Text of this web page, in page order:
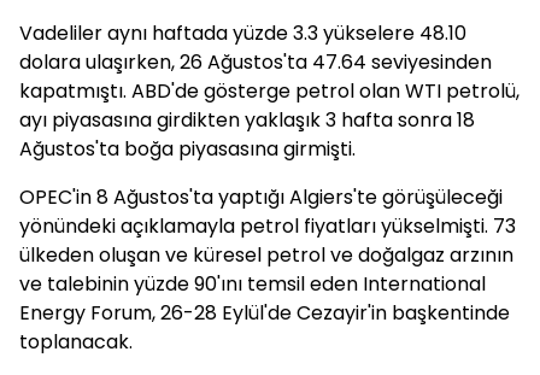
Vadeliler aynı haftada yüzde 3.3 yükselere 48.10
dolara ulaşırken, 26 Ağustos'ta 47.64 seviyesinden
kapatmıştı. ABD'de gösterge petrol olan WTI petrolü,
ayı piyasasına girdikten yaklaşık 3 hafta sonra 18
Ağustos'ta boğa piyasasına girmişti.
OPEC'in 8 Ağustos'ta yaptığı Algiers'te görüşüleceği
yönündeki açıklamayla petrol fiyatları yükselmişti. 73
ülkeden oluşan ve küresel petrol ve doğalgaz arzının
ve talebinin yüzde 90'ını temsil eden International
Energy Forum, 26-28 Eylül'de Cezayir'in başkentinde
toplanacak.